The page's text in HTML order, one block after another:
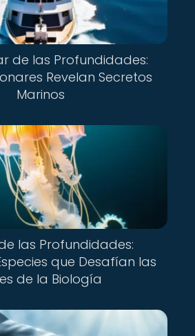
de las Profundidades:
Revelan Secretos
Marinos
las Profundidades:
que Desafían las
de la Biología